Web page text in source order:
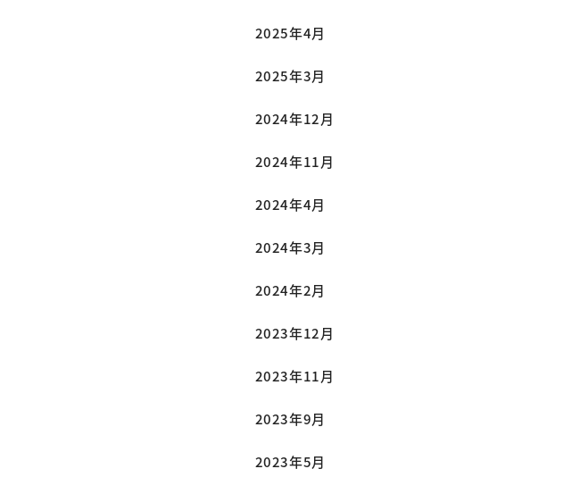
2025年4月
2025年3月
2024年12月
2024年11月
2024年4月
2024年3月
2024年2月
2023年12月
2023年11月
2023年9月
2023年5月